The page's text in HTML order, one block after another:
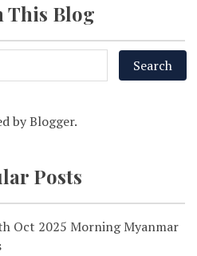
This Blog
byBlogger.
Posts
Oct 2025 Morning Myanmar